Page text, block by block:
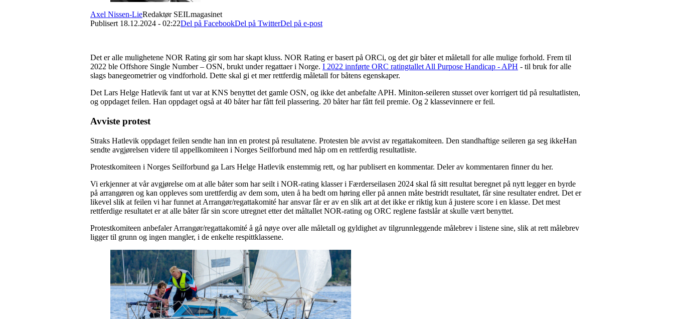
Axel Nissen-LieRedaktør SEILmagasinet
Publisert 18.12.2024 - 02:22Del på FacebookDel på TwitterDel på e-post
Det er alle mulighetene NOR Rating gir som har skapt kluss. NOR Rating er basert på ORCi, og det gir båter et måletall for alle mulige forhold. Frem til
2022 ble Offshore Single Number – OSN, brukt under regattaer i Norge. I 2022 innførte ORC ratingtallet All Purpose Handicap - APH - til bruk for alle
slags banegeometrier og vindforhold. Dette skal gi et mer rettferdig måletall for båtens egenskaper.
Det Lars Helge Hatlevik fant ut var at KNS benyttet det gamle OSN, og ikke det anbefalte APH. Miniton-seileren stusset over korrigert tid på resultatlisten,
og oppdaget feilen. Han oppdaget også at 40 båter har fått feil plassering. 20 båter har fått feil premie. Og 2 klassevinnere er feil.
Avviste protest
Straks Hatlevik oppdaget feilen sendte han inn en protest på resultatene. Protesten ble avvist av regattakomiteen. Den standhaftige seileren ga seg ikkeHan
sendte avgjørelsen videre til appellkomiteen i Norges Seilforbund med håp om en rettferdig resultatliste.
Protestkomiteen i Norges Seilforbund ga Lars Helge Hatlevik enstemmig rett, og har publisert en kommentar. Deler av kommentaren finner du her.
Vi erkjenner at vår avgjørelse om at alle båter som har seilt i NOR-rating klasser i Færderseilasen 2024 skal få sitt resultat beregnet på nytt legger en byrde
på arrangøren og kan oppleves som urettferdig av dem som, uten å ha bedt om høring eller på annen måte bestridt resultatet, får sine resultater endret. Det er
likevel slik at feilen vi har funnet at Arrangør/regattakomité har ansvar får er av en slik art at det ikke er riktig kun å justere score i en klasse. Det mest
rettferdige resultatet er at alle båter får sin score utregnet etter det måltallet NOR-rating og ORC reglene fastslår at skulle vært benyttet.
Protestkomiteen anbefaler Arrangør/regattakomité å gå nøye over alle måletall og gyldighet av tilgrunnleggende målebrev i listene sine, slik at rett målebrev
ligger til grunn og ingen mangler, i de enkelte respittklassene.